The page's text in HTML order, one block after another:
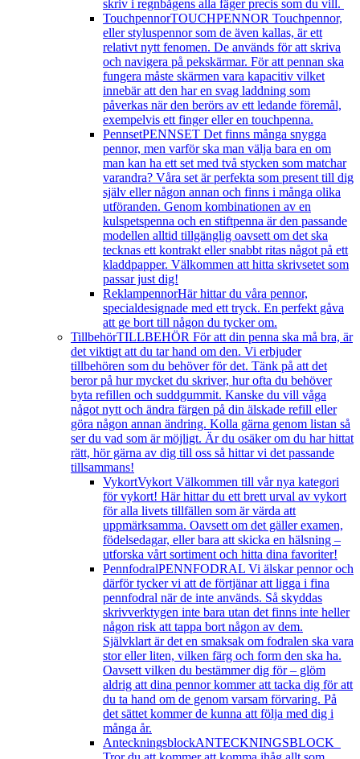
skriv i regnbågens alla fäger precis som du vill.
TouchpennorTOUCHPENNOR Touchpennor,
eller styluspennor som de även kallas, är ett
relativt nytt fenomen. De används för att skriva
och navigera på pekskärmar. För att pennan ska
fungera måste skärmen vara kapacitiv vilket
innebär att den har en svag laddning som
påverkas när den berörs av ett ledande föremål,
exempelvis ett finger eller en touchpenna.
PennsetPENNSET Det finns många snygga
pennor, men varför ska man välja bara en om
man kan ha ett set med två stycken som matchar
varandra? Våra set är perfekta som present till dig
själv eller någon annan och finns i många olika
utföranden. Genom kombinationen av en
kulspetspenna och en stiftpenna är den passande
modellen alltid tillgänglig oavsett om det ska
tecknas ett kontrakt eller snabbt ritas något på ett
kladdpapper. Välkommen att hitta skrivsetet som
passar just dig!
ReklampennorHär hittar du våra pennor,
specialdesignade med ett tryck. En perfekt gåva
att ge bort till någon du tycker om.
TillbehörTILLBEHÖR För att din penna ska må bra, är
det viktigt att du tar hand om den. Vi erbjuder
tillbehören som du behöver för det. Tänk på att det
beror på hur mycket du skriver, hur ofta du behöver
byta refillen och suddgummit. Kanske du vill våga
något nytt och ändra färgen på din älskade refill eller
göra någon annan ändring. Kolla gärna genom listan så
ser du vad som är möjligt. Är du osäker om du har hittat
rätt, hör gärna av dig till oss så hittar vi det passande
tillsammans!
VykortVykort Välkommen till vår nya kategori
för vykort! Här hittar du ett brett urval av vykort
för alla livets tillfällen som är värda att
uppmärksamma. Oavsett om det gäller examen,
födelsedagar, eller bara att skicka en hälsning –
utforska vårt sortiment och hitta dina favoriter!
PennfodralPENNFODRAL Vi älskar pennor och
därför tycker vi att de förtjänar att ligga i fina
pennfodral när de inte används. Så skyddas
skrivverktygen inte bara utan det finns inte heller
någon risk att tappa bort någon av dem.
Självklart är det en smaksak om fodralen ska vara
stor eller liten, vilken färg och form den ska ha.
Oavsett vilken du bestämmer dig för – glöm
aldrig att dina pennor kommer att tacka dig för att
du ta hand om de genom varsam förvaring. På
det sättet kommer de kunna att följa med dig i
många år.
AnteckningsblockANTECKNINGSBLOCK